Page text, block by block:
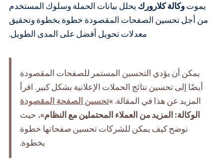
يموتوكالة كلارورك يحلل بيانات الحملة وسلوك المستخدم
من أجل تحسين الصفحات المقصودة خطوة بخطوة وتحقيق
معدلات تحويل أفضل على المدى الطويل.
يمكن أن يؤدي التحسين المستمر للصفحات المقصودة
أيضًا إلى تحسين نتائج الحملات الإعلانية بشكل كبير. اقرأ
المزيد عن هذا في المقالة.»تحسين الصفحة المقصودة
الوكالة: المزيد من العملاء المحتملين مع النظام»، حيث
نوضح كيف يمكن للشركات تحسين صفحاتها خطوة
بخطوة.